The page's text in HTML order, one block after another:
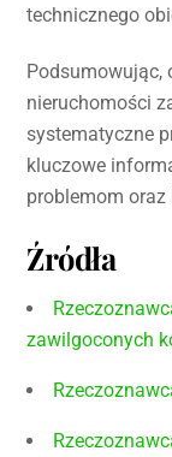
technicznego
Podsumowując,
nieruchomości
systematyczne
kluczowe
problemom oraz
Źródła
zawilgoconych